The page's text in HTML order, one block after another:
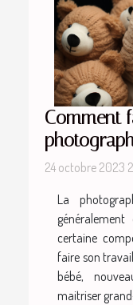
Comment
24 octobre 2023
La
certaine
faire son
bébé,
maitriser